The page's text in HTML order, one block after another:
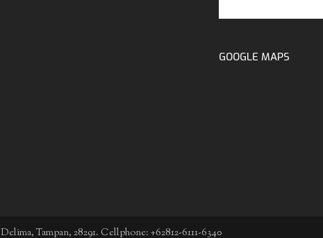
GOOGLE MAPS
Tampan, 28291. Cellphone: +62812-6111-6340